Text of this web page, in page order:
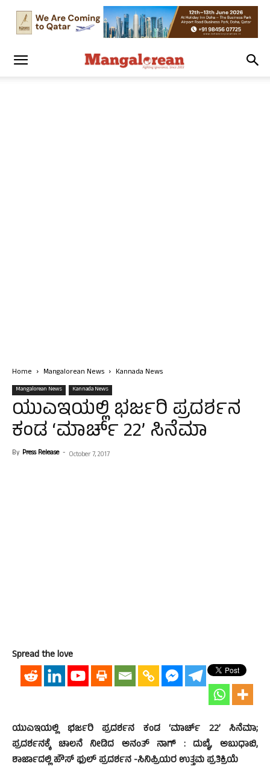
Home Mangalorean News Kannada News
Mangalorean News Kannada News
ಯುಎಇಯಲ್ಲಿ ಭರ್ಜರಿ ಪ್ರದರ್ಶನ
ಕಂಡ ‘ಮಾರ್ಚ್ 22’ ಸಿನೆಮಾ
By Press Release - October 7, 2017
Spread the love
ಯುಎಇಯಲ್ಲಿ ಭರ್ಜರಿ ಪ್ರದರ್ಶನ ಕಂಡ ‘ಮಾರ್ಚ್ 22’ ಸಿನೆಮಾ;
ಪ್ರದರ್ಶನಕ್ಕೆ ಚಾಲನೆ ನೀಡಿದ ಅನಂತ್ ನಾಗ್ : ದುಬೈ, ಅಬುಧಾಬಿ,
ಶಾರ್ಜಾದಲ್ಲಿ ಹೌಸ್ ಫುಲ್ ಪ್ರದರ್ಶನ -ಸಿನಿಪ್ರಿಯರ ಉತ್ತಮ ಪ್ರತಿಕ್ರಿಯೆ